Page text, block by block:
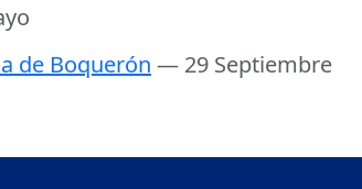
de Boquerón — 29 Septiembre